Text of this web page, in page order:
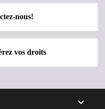
nous!
vos droits
